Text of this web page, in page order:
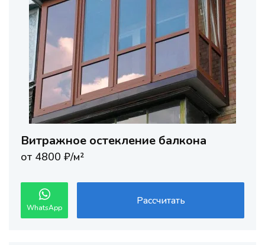
Витражное остекление балкона
от 4800 ₽/м²
WhatsApp
Рассчитать